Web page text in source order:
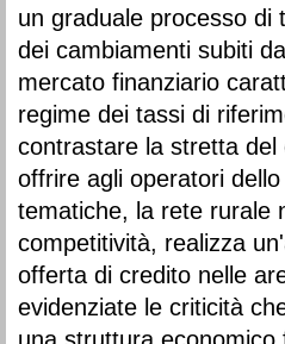
un graduale processo di
dei cambiamenti subiti
mercato finanziario
regime dei tassi di
contrastare la stretta
offrire agli operatori
tematiche, la rete rurale
competitività, realizza
offerta di credito nelle
evidenziate le criticità